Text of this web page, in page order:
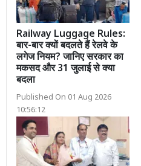
Railway Luggage Rules:
बार-बार क्यों बदलते हैं रेलवे के
लगेज नियम? जानिए सरकार का
मकसद और 31 जुलाई से क्या
बदला
Published On 01 Aug 2026
10:56:12